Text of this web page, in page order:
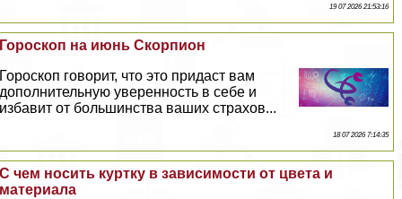
19 07 2026 21:53:16
Гороскоп на июнь Скорпион
Гороскоп говорит, что это придаст вам
дополнительную уверенность в себе и
избавит от большинства ваших страхов...
18 07 2026 7:14:35
С чем носить куртку в зависимости от цвета и
материала